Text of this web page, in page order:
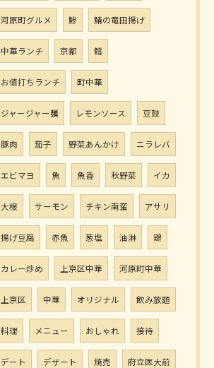
河原町グルメ 鯵 鯖の竜田揚げ
中華ランチ 京都 鱈
お値打ちランチ 町中華
ジャージャー麺 レモンソース 豆鼓
豚肉 茄子 野菜あんかけ ニラレバ
エビマヨ 魚 魚香 秋野菜 イカ
大根 サーモン チキン南蛮 アサリ
揚げ豆腐 赤魚 葱塩 油淋 鶏
カレー炒め 上京区中華 河原町中華
上京区 中華 オリジナル 飲み放題
料理 メニュー おしゃれ 接待
デート デザート 焼売 府立医大前